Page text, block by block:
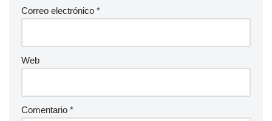
Correo electrónico *
Web
Comentario *